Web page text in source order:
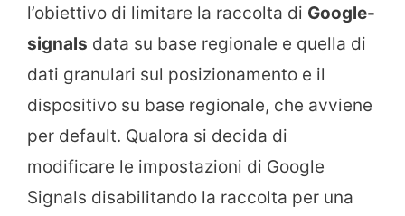
l’obiettivo di limitare la raccolta di Google-
signals data su base regionale e quella di
dati granulari sul posizionamento e il
dispositivo su base regionale, che avviene
per default. Qualora si decida di
modificare le impostazioni di Google
Signals disabilitando la raccolta per una